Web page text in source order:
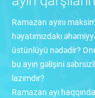
Ramazan ayını
həyatımızdakı
üstünlüyü nədədir?
bu ayın gəlişini
lazımdır?
Ramazan ayı